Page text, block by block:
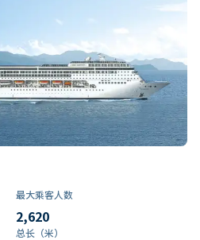
最大乘客人数
2,620
总长（米）